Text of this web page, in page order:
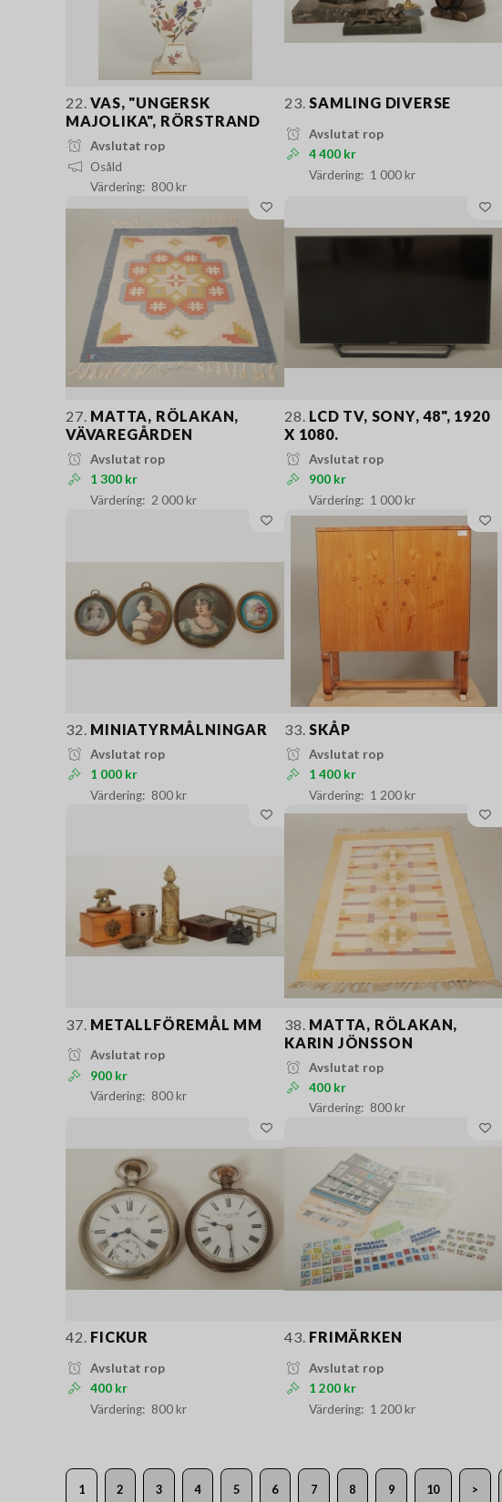
22. VAS, "UNGERSK
MAJOLIKA", RÖRSTRAND
Avslutat rop
Osåld
800 kr
23. SAMLING DIVERSE
Avslutat rop
4 400 kr
1 000 kr
27. MATTA, RÖLAKAN,
VÄVAREGÅRDEN
Avslutat rop
1 300 kr
2 000 kr
28. LCD TV, SONY, 48", 1920
X 1080.
Avslutat rop
900 kr
1 000 kr
32. MINIATYRMÅLNINGAR
Avslutat rop
1 000 kr
800 kr
33. SKÅP
Avslutat rop
1 400 kr
1 200 kr
37. METALLFÖREMÅL MM
Avslutat rop
900 kr
800 kr
38. MATTA, RÖLAKAN,
KARIN JÖNSSON
Avslutat rop
400 kr
800 kr
42. FICKUR
Avslutat rop
400 kr
800 kr
43. FRIMÄRKEN
Avslutat rop
1 200 kr
1 200 kr
1 2 3 4 5 6 7 8 9 10 >